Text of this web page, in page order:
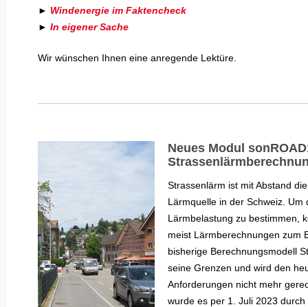
► Windenergie im Faktencheck
► In eigener Sache
Wir wünschen Ihnen eine anregende Lektüre.
Neues Modul
Strassenlärm ist mit Abstand
Lärmquelle in der Schweiz. Um
Lärmbelastung zu bestimmen,
meist Lärmberechnungen zum
bisherige Berechnungsmodell
seine Grenzen und wird den
Anforderungen nicht mehr
wurde es per 1. Juli 2023